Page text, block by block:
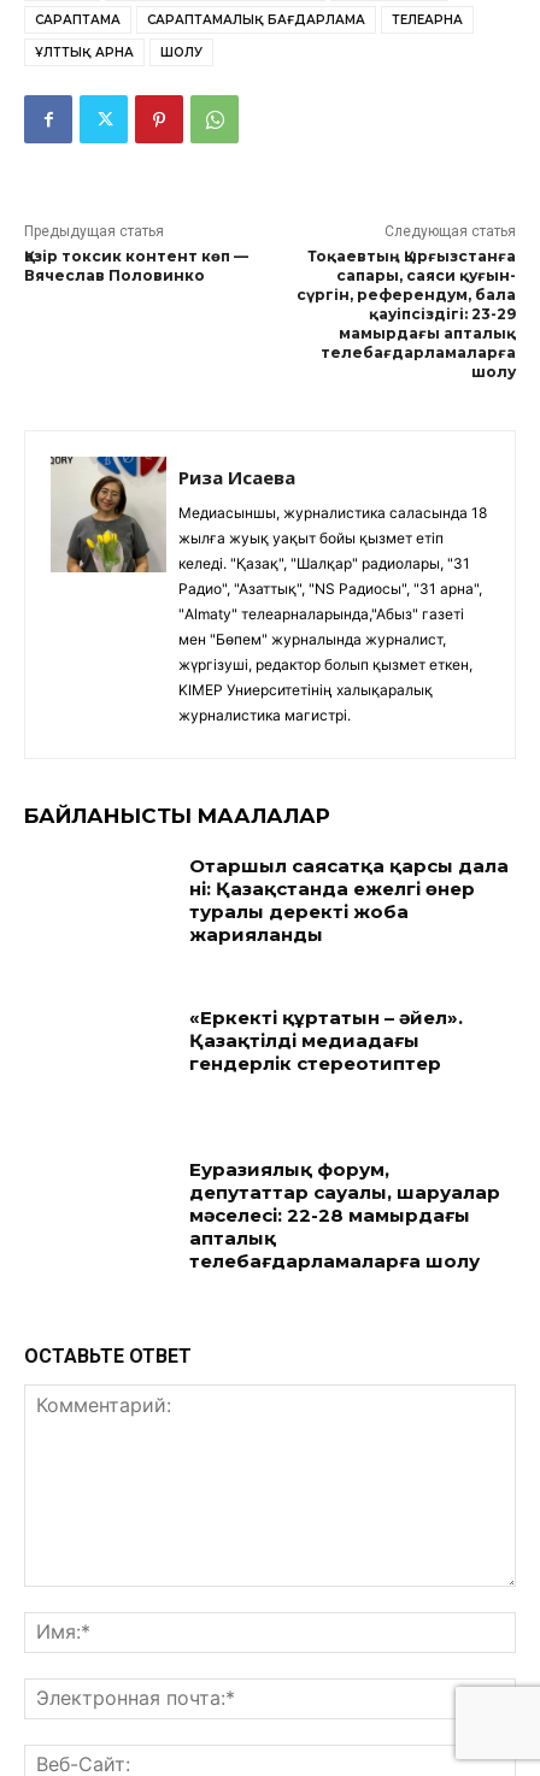
САРАПТАМА САРАПТАМАЛЫҚ БАҒДАРЛАМА ТЕЛЕАРНА
ҰЛТТЫҚ АРНА ШОЛУ
Предыдущая статья
Қазір токсик контент көп —
Вячеслав Половинко
Следующая статья
Тоқаевтың Қырғызстанға
сапары, саяси қуғын-
сүргін, референдум, бала
қауіпсіздігі: 23-29
мамырдағы апталық
телебағдарламаларға
шолу
Риза Исаева
Медиасыншы, журналистика саласында 18
жылға жуық уақыт бойы қызмет етіп
келеді. "Қазақ", "Шалқар" радиолары, "31
Радио", "Азаттық", "NS Радиосы", "31 арна",
"Almaty" телеарналарында,"Абыз" газеті
мен "Бөпем" журналында журналист,
жүргізуші, редактор болып қызмет еткен,
KIMEP Униерситетінің халықаралық
журналистика магистрі.
БАЙЛАНЫСТЫ МАҚАЛАЛАР
Отаршыл саясатқа қарсы дала
үні: Қазақстанда ежелгі өнер
туралы деректі жоба
жарияланды
«Еркекті құртатын – әйел».
Қазақтілді медиадағы
гендерлік стереотиптер
Еуразиялық форум,
депутаттар сауалы, шаруалар
мәселесі: 22-28 мамырдағы
апталық
телебағдарламаларға шолу
ОСТАВЬТЕ ОТВЕТ